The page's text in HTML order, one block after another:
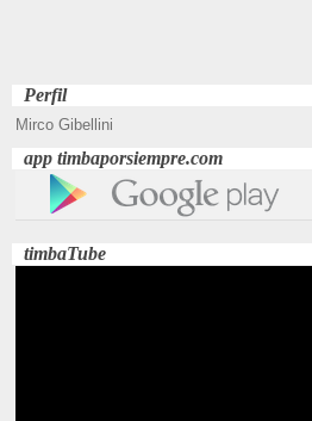
Perfil
Mirco Gibellini
app timbaporsiempre.com
timbaTube